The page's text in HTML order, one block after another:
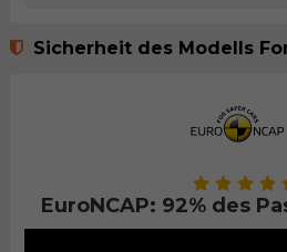
Sicherheit des Modells
EuroNCAP: 92% des